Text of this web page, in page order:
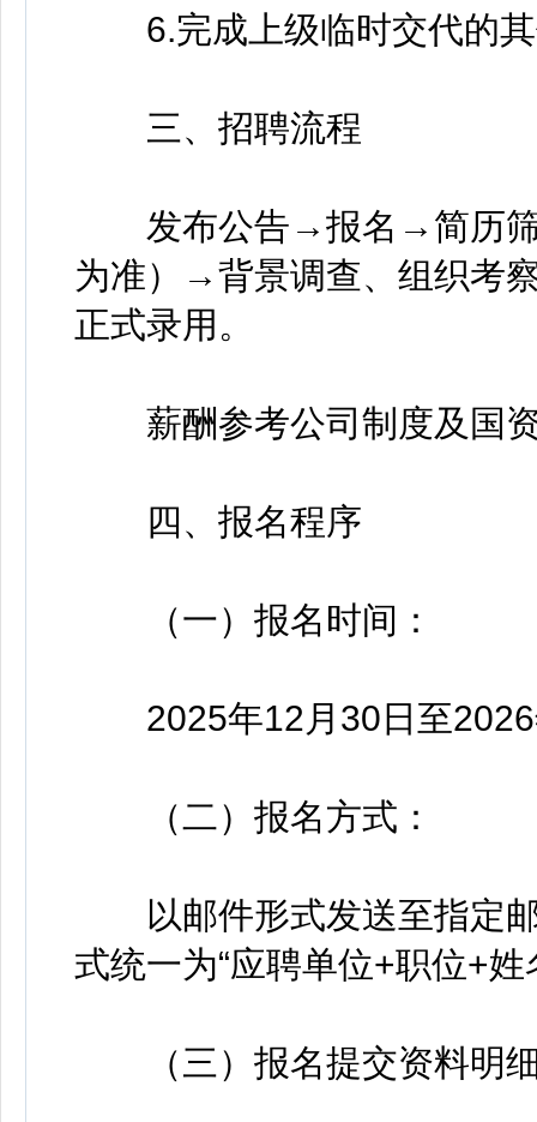
6.完成上级临时交代的其
三、招聘流程
发布公告→报名→简历筛
为准）→背景调查、组织
正式录用。
薪酬参考公司制度及国资
四、报名程序
（一）报名时间：
2025年12月30日至2026
（二）报名方式：
以邮件形式发送至指定邮
式统一为“应聘单位+职位+姓
（三）报名提交资料明